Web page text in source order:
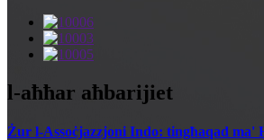
l-aħħar aħbarijiet
Żur l-Assoċjazzjoni Indo: tingħaqad ma'